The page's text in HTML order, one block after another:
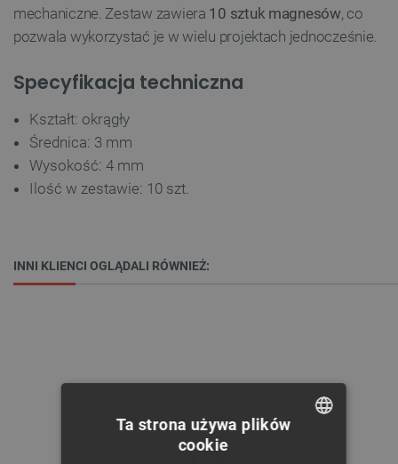
mechaniczne. Zestaw zawiera 10 sztuk magnesów, co
pozwala wykorzystać je w wielu projektach jednocześnie.
Specyfikacja techniczna
Kształt: okrągły
Średnica: 3 mm
Wysokość: 4 mm
Ilość w zestawie: 10 szt.
INNI KLIENCI OGLĄDALI RÓWNIEŻ:
Ta strona używa plików
cookie